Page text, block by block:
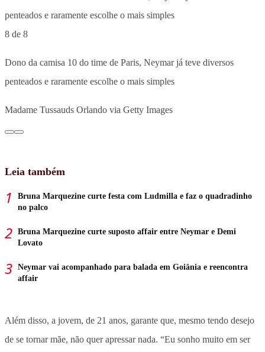
8 de 8
Dono da camisa 10 do time de Paris, Neymar já teve diversos
penteados e raramente escolhe o mais simples
Madame Tussauds Orlando via Getty Images
Leia também
Bruna Marquezine curte festa com Ludmilla e faz o quadradinho
no palco
Bruna Marquezine curte suposto affair entre Neymar e Demi
Lovato
Neymar vai acompanhado para balada em Goiânia e reencontra
affair
Além disso, a jovem, de 21 anos, garante que, mesmo tendo desejo
de se tornar mãe, não quer apressar nada. “Eu sonho muito em ser